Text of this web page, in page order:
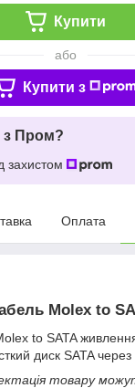
Купити
або
Купити з
з Пром?
захистом
Оплата
Molex to
to SATA
диск SATA
товару